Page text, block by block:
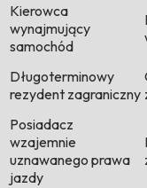
Kierowca
wynajmujący
samochód
Długoterminowy
rezydent zagraniczny
Posiadacz
wzajemnie
uznawanego prawa
jazdy